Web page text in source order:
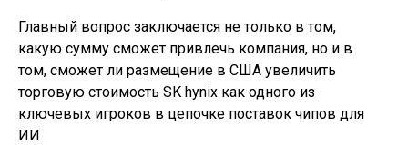
Главный вопрос заключается не только в том,
какую сумму сможет привлечь компания, но и в
том, сможет ли размещение в США увеличить
торговую стоимость SK hynix как одного из
ключевых игроков в цепочке поставок чипов для
ИИ.